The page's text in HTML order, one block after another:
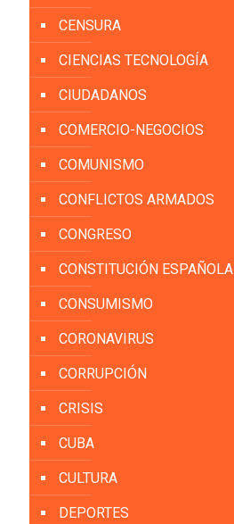
CENSURA
CIENCIAS TECNOLOGÍA
CIUDADANOS
COMERCIO-NEGOCIOS
COMUNISMO
CONFLICTOS ARMADOS
CONGRESO
CONSTITUCIÓN ESPAÑOLA
CONSUMISMO
CORONAVIRUS
CORRUPCIÓN
CRISIS
CUBA
CULTURA
DEPORTES